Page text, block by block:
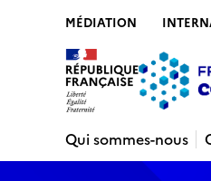
MÉDIATION
Qui sommes-nous